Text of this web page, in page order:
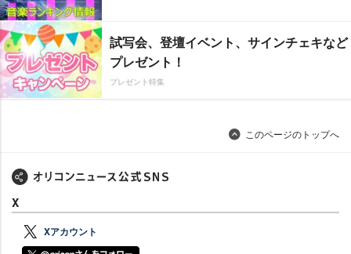
試写会、登壇イベント、サインチェキなど
プレゼント！
プレゼント特集
このページのトップへ
X
Xアカウント